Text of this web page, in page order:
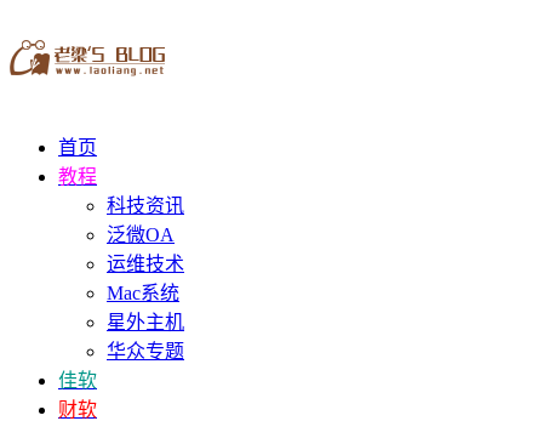
首页
教程
科技资讯
泛微OA
运维技术
Mac系统
星外主机
华众专题
佳软
财软